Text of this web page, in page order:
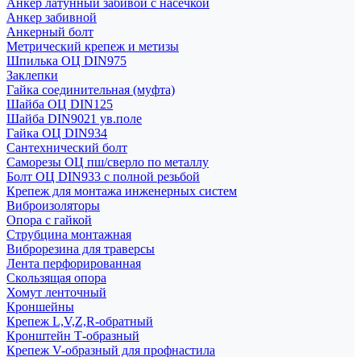
Анкер латунный забивой с насечкой
Анкер забивной
Анкерный болт
Метрический крепеж и метизы
Шпилька ОЦ DIN975
Заклепки
Гайка соединительная (муфта)
Шайба ОЦ DIN125
Шайба DIN9021 ув.поле
Гайка ОЦ DIN934
Сантехнический болт
Саморезы ОЦ пш/сверло по металлу
Болт ОЦ DIN933 с полной резьбой
Крепеж для монтажа инженерных систем
Виброизоляторы
Опора с гайкой
Струбцина монтажная
Виброрезина для траверсы
Лента перфорированная
Скользящая опора
Хомут ленточный
Кроншейны
Крепеж L,V,Z,R-обратный
Кронштейн Т-образный
Крепеж V-образный для профнастила